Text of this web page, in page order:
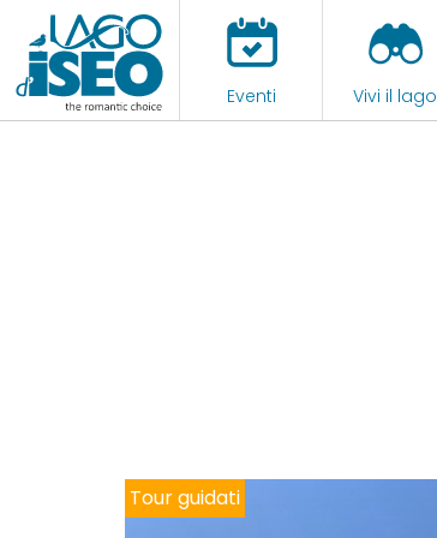
Eventi Vivi il lago
Noleggio imbarcazioni e tour